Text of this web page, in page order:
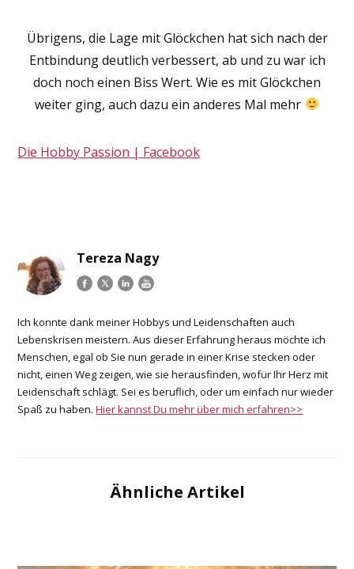
Übrigens, die Lage mit Glöckchen hat sich nach der
Entbindung deutlich verbessert, ab und zu war ich
doch noch einen Biss Wert. Wie es mit Glöckchen
weiter ging, auch dazu ein anderes Mal mehr
Die Hobby Passion | Facebook
Tereza Nagy
Ich konnte dank meiner Hobbys und Leidenschaften auch
Lebenskrisen meistern. Aus dieser Erfahrung heraus möchte ich
Menschen, egal ob Sie nun gerade in einer Krise stecken oder
nicht, einen Weg zeigen, wie sie herausfinden, wofür Ihr Herz mit
Leidenschaft schlägt. Sei es beruflich, oder um einfach nur wieder
Spaß zu haben.Hier kannst Du mehr über mich erfahren>>
Ähnliche Artikel